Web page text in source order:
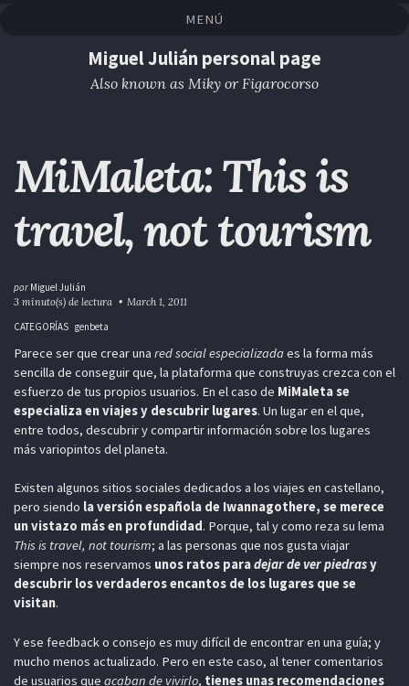
MENÚ
Miguel Julián personal page
Also known as Miky or Figarocorso
MiMaleta: This is
travel, not tourism
por Miguel Julián
3 minuto(s) de lectura
March 1, 2011
CATEGORÍAS genbeta
Parece ser que crear una red social especializadaes la forma más
sencilla de conseguir que, la plataforma que construyas crezca con el
esfuerzo de tus propios usuarios. En el caso de MiMaleta se
especializa en viajes y descubrir lugares. Un lugar en el que,
entre todos, descubrir y compartir información sobre los lugares
más variopintos del planeta.
Existen algunos sitios sociales dedicados a los viajes en castellano,
pero siendo la versión española de Iwannagothere, se merece
un vistazo más en profundidad. Porque, tal y como reza su lema
This is travel, not tourism; a las personas que nos gusta viajar
siempre nos reservamos unos ratos paradejar de ver piedrasy
descubrir los verdaderos encantos de los lugares que se
visitan.
Y ese feedback o consejo es muy difícil de encontrar en una guía; y
mucho menos actualizado. Pero en este caso, al tener comentarios
de usuarios que acaban de vivirlo, tienes unas recomendaciones